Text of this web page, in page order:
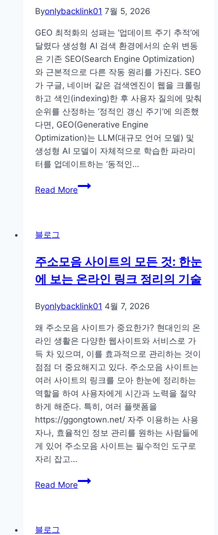
통
포
맷:
Perplexity,
ChatGPT,
구
글
AI
오
버
뷰
한
에
Byonlybacklink01 7월 5, 2026
GEO 최적화의 성패는 ‘업데이트 주기 추적’에
달렸다 생성형 AI 검색 환경에서의 순위 변동
은 기존 SEO(Search Engine Optimization)
와 근본적으로 다른 작동 원리를 가진다. SEO
가 구글, 네이버 같은 검색엔진이 웹을 크롤링
하고 색인(indexing)한 후 사용자 질의에 맞춰
순위를 산정하는 ‘정적인 갱신 주기’에 의존했
다면, GEO(Generative Engine
Optimization)는 LLM(대규모 언어 모델) 및
생성형 AI 모델이 자체적으로 학습한 파라미
터를 업데이트하는 ‘동적인…
Read MoreGEO
숨
은
기:
픈
타
임
인
덱
스
반
영
속
도
료
블로그
주소모음 사이트의 모든 것: 한눈
에 보는 온라인 링크 정리의 기술
Byonlybacklink01 4월 7, 2026
왜 주소모음 사이트가 중요한가? 현대인의 온
라인 생활은 다양한 웹사이트와 서비스로 가
득 차 있으며, 이를 효과적으로 관리하는 것이
점점 더 중요해지고 있다. 주소모음 사이트는
여러 사이트의 링크를 모아 한눈에 정리하는
역할을 하여 사용자에게 시간과 노력을 절약
하게 해준다. 특히, 여러 플랫폼을
https://ggongtown.net/ 자주 이용하는 사용
자나, 효율적인 정보 관리를 원하는 사람들에
게 있어 주소모음 사이트는 필수적인 도구로
자리 잡고…
Read More주
블로그